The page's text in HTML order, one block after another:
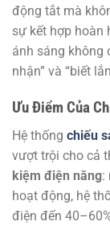
động tắt mà
sự kết hợp hoàn
ánh sáng không
nhận” và “biết
Ưu Điểm Của
Hệ thống chiếu
vượt trội cho cả
kiệm điện năng:
hoạt động, hệ
điện đến